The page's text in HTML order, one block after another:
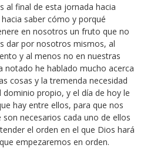
al final de esta jornada hacia
saber cómo y porqué
en nosotros un fruto que no
dar por nosotros mismos, al
y al menos no en nuestras
notado he hablado mucho acerca
cosas y la tremenda necesidad
propio, y el día de hoy le
hay entre ellos, para que nos
necesarios cada uno de ellos
el orden en el que Dios hará
empezaremos en orden.